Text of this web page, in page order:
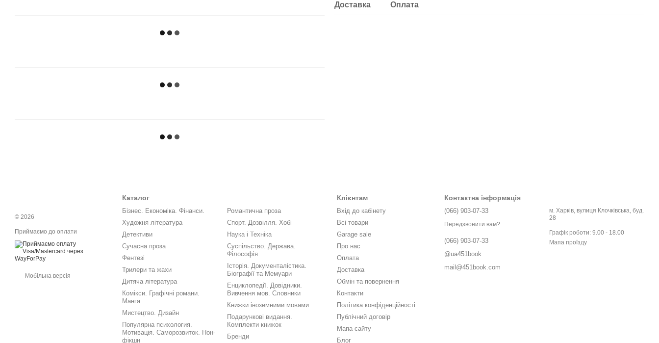
Доставка Оплата
© 2026
Приймаємо до оплати
Мобільна версія
Каталог
Бізнес. Економіка. Фінанси.
Художня література
Детективи
Сучасна проза
Фентезі
Трилери та жахи
Дитяча література
Комікси. Графічні романи.
Манга
Мистецтво. Дизайн
Популярна психология.
Мотивація. Саморозвиток. Нон-
фікшн
Романтична проза
Спорт. Дозвілля. Хобі
Наука і Техніка
Суспільство. Держава.
Філософія
Історія. Документалістика.
Біографії та Мемуари
Енциклопедії. Довідники.
Вивчення мов. Словники
Книжки іноземними мовами
Подарункові видання.
Комплекти книжок
Бренди
Клієнтам
Вхід до кабінету
Всі товари
Garage sale
Про нас
Оплата
Доставка
Обмін та повернення
Контакти
Політика конфіденційності
Публічний договір
Мапа сайту
Блог
Контактна інформація
(066) 903-07-33
Передзвонити вам?
(066) 903-07-33
@ua451book
mail@451book.com
м. Харків, вулиця Клочківська, буд.
28
Графік роботи: 9.00 - 18.00
Мапа проїзду